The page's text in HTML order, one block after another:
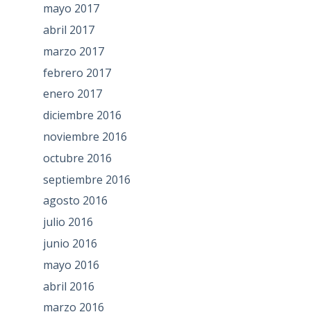
mayo 2017
abril 2017
marzo 2017
febrero 2017
enero 2017
diciembre 2016
noviembre 2016
octubre 2016
septiembre 2016
agosto 2016
julio 2016
junio 2016
mayo 2016
abril 2016
marzo 2016